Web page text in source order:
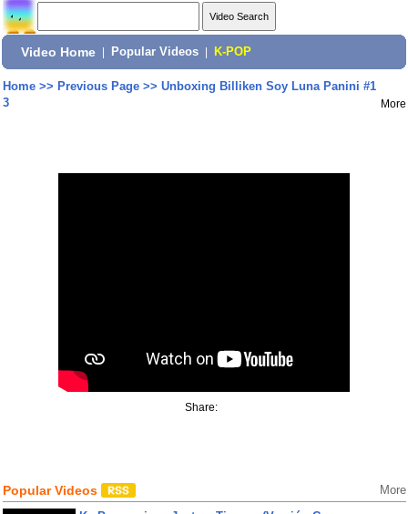
Video Home Popular Videos K-POP
Home>> Previous Page>> Unboxing Billiken Soy Luna Panini #1
3
More
Share:
Popular Videos More